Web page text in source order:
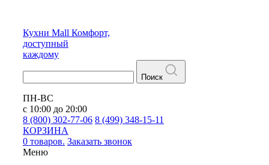
Кухни Mall Комфорт,
доступный
каждому
Поиск
ПН-ВС
с 10:00 до 20:00
8 (800) 302-77-06 8 (499) 348-15-11
КОРЗИНА
0 товаров. Заказать звонок
Меню